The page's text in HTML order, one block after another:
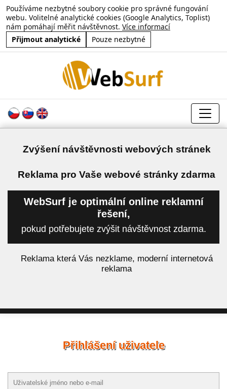
Používáme nezbytné soubory cookie pro správné fungování
webu. Volitelné analytické cookies (Google Analytics, Toplist)
nám pomáhají měřit návštěvnost. Více informací
Přijmout analytické
Pouze nezbytné
Zvýšení návštěvnosti webových stránek
Reklama pro Vaše webové stránky zdarma
WebSurf je optimální online reklamní
řešení,
pokud potřebujete zvýšit návštěvnost zdarma.
Reklama která Vás nezklame, moderní internetová
reklama
Přihlášení uživatele